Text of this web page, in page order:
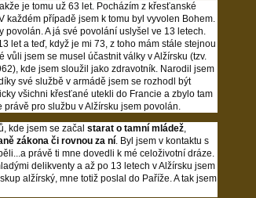
je tomu už 63 let. Pocházím z křesťanské
každém případě jsem k tomu byl vyvolen Bohem.
povolán. A já své povolání uslyšel ve 13 letech.
let a teď, když je mi 73, z toho mám stále stejnou
vůli jsem se musel účastnit války v Alžírsku (tzv.
kde jsem sloužil jako zdravotník. Narodil jsem
své službě v armádě jsem se rozhodl být
všichni křesťané utekli do Francie a zbylo tam
pro službu v Alžírsku jsem povolán.
kde jsem se začal starat o tamní mládež,
zákona či rovnou za ní. Byl jsem v kontaktu s
právě ti mne dovedli k mé celoživotní dráze.
delikventy a až po 13 letech v Alžírsku jsem
alžírský, mne totiž poslal do Paříže. A tak jsem